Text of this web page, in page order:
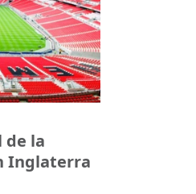
de la
Inglaterra